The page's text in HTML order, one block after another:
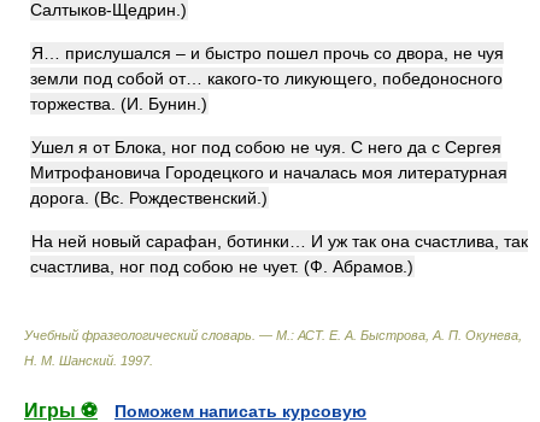
Салтыков-Щедрин.)
Я… прислушался – и быстро пошел прочь со двора, не чуя
земли под собой от… какого-то ликующего, победоносного
торжества. (И. Бунин.)
Ушел я от Блока, ног под собою не чуя. С него да с Сергея
Митрофановича Городецкого и началась моя литературная
дорога. (Вс. Рождественский.)
На ней новый сарафан, ботинки… И уж так она счастлива, так
счастлива, ног под собою не чует. (Ф. Абрамов.)
Учебный фразеологический словарь. — М.: АСТ. Е. А. Быстрова, А. П. Окунева,
Н. М. Шанский 1997.
Игры ⚽
Поможем написать курсовую